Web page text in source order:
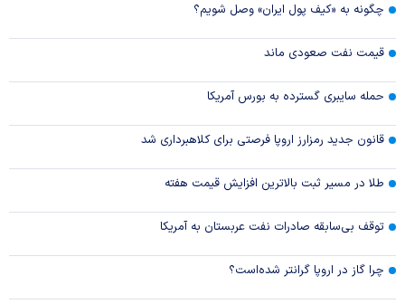
چگونه به «کیف پول ایران» وصل شویم؟
قیمت نفت صعودی ماند
حمله سایبری گسترده به بورس آمریکا
قانون جدید رمزارز اروپا فرصتی برای کلاهبرداری شد
طلا در مسیر ثبت بالاترین افزایش قیمت هفته
توقف بی‌سابقه صادرات نفت عربستان به آمریکا
چرا گاز در اروپا گرانتر شده‌است؟